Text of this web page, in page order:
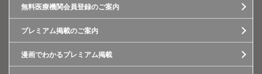
無料医療機関会員登録のご案内
プレミアム掲載のご案内
漫画でわかるプレミアム掲載